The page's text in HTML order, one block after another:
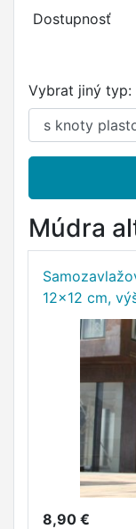
Dostupnosť
Vybrat jiný typ:
Múdra
12x12 cm,
8,90 €